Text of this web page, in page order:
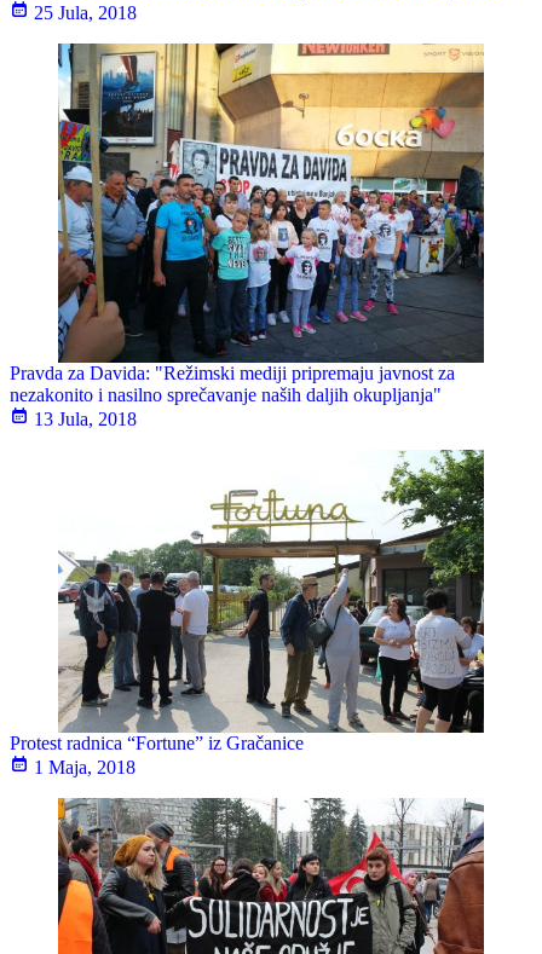
25 Jula, 2018
Pravda za Davida: "Režimski mediji pripremaju javnost za
nezakonito i nasilno sprečavanje naših daljih okupljanja"
13 Jula, 2018
Protest radnica “Fortune” iz Gračanice
1 Maja, 2018